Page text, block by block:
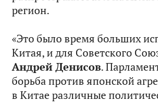
регион.
«Это было время больших
Китая, и для Советского
Андрей Денисов.
борьба против японской
в Китае различные